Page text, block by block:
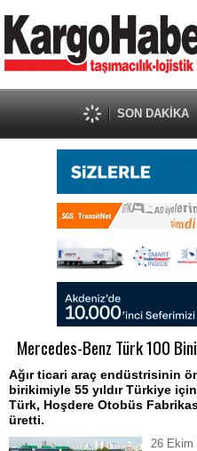
SON DAKİKA
Mercedes-Benz Türk 100
Ağır ticari araç endüstrisinin
birikimiyle 55 yıldır Türkiye
Türk, Hoşdere Otobüs
üretti.
26 Ekim